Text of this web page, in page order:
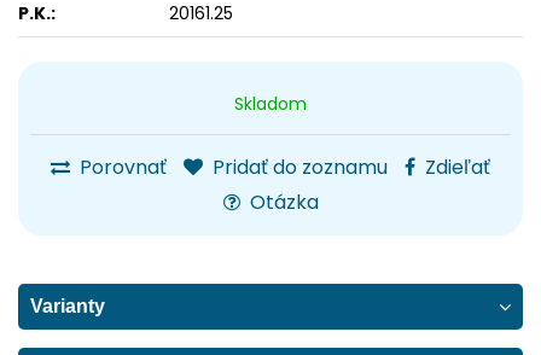
Skladom
Porovnať Pridať do zoznamu
Zdieľať
Otázka
P.K.:
20161.25
Varianty